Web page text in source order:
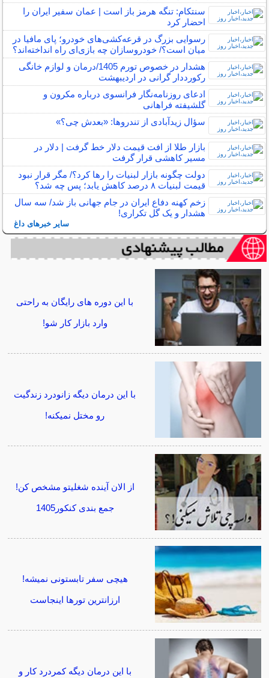
سنتکام: تنگه هرمز باز است | عمان سفیر ایران را
احضار کرد
رسوایی بزرگ در قرعه‌کشی‌های خودرو؛ پای مافیا در
میان است؟/ خودروسازان چه بازی‌ای راه انداخته‌اند؟
هشدار در خصوص تورم 1405/درمان و لوازم خانگی
رکورددار گرانی در اردیبهشت
ادعای روزنامه‌نگار فرانسوی درباره مکرون و
گلشیفته فراهانی
سؤال زیدآبادی از تندروها: «بعدش چی؟»
بازار طلا از افت قیمت دلار خط گرفت | دلار در
مسیر کاهشی قرار گرفت
دولت چگونه بازار لبنیات را رها کرد؟/ مگر قرار نبود
قیمت لبنیات ۸ درصد کاهش یابد؛ پس چه شد؟
زخم کهنه دفاع ایران در جام جهانی باز شد/ سه سال
هشدار و یک گل تکراری!
سایر خبرهای داغ
با این دوره های رایگان به راحتی
وارد بازار کار شو!
با این درمان دیگه زانودرد زندگیت
رو مختل نمیکنه!
از الان آینده شغلیتو مشخص کن!
جمع بندی کنکور1405
هیچی سفر تابستونی نمیشه!
ارزانترین تورها اینجاست
با این درمان دیگه کمردرد کار و